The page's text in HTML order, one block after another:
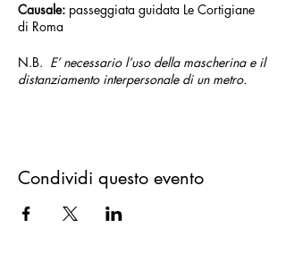
Causale: passeggiata guidata Le Cortigiane
di Roma
N.B. E’ necessario l’uso della mascherina e il
distanziamento interpersonale di un metro.
Condividi questo evento